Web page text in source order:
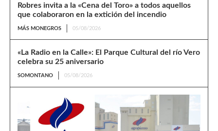
Robres invita a la «Cena del Toro» a todos aquellos
que colaboraron en la extición del incendio
MÁS MONEGROS 05/08/2026
«La Radio en la Calle»: El Parque Cultural del río Vero
celebra su 25 aniversario
SOMONTANO 05/08/2026